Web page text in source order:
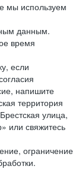
мы используем
данным.
время
если
напишите
территория
улица,
или свяжитесь
ограничение